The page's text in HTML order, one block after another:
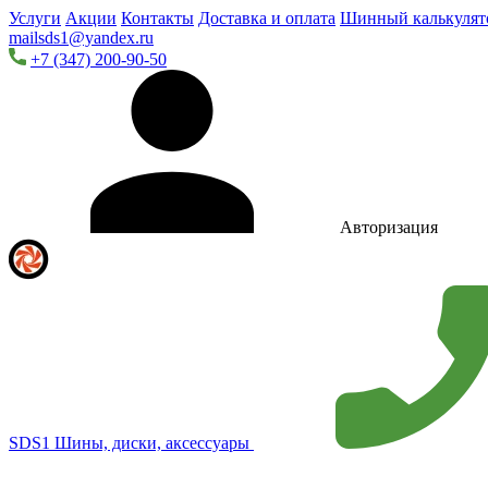
Услуги Акции Контакты Доставка и оплата Шинный
mailsds1@yandex.ru
+7 (347) 200-90-50
Авторизация
SDS1 Шины, диски, аксессуары